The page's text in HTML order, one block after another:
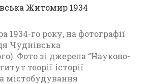
Житомир 1934
1934-го року, на фотографії
Чуднівська
Фото зі джерела “Науково-
теорії історії
містобудування